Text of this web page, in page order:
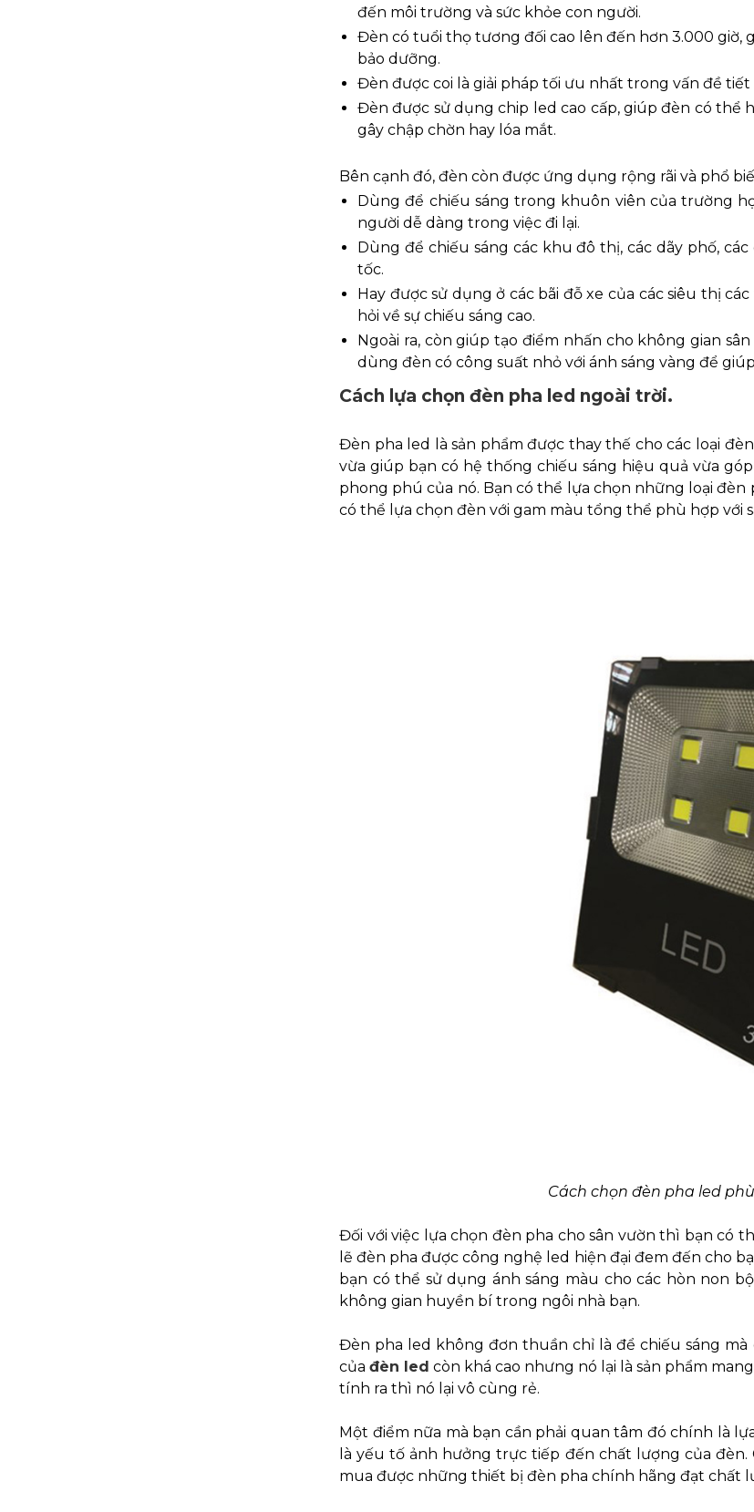
đến môi trường và sức khỏe con người.
Đèn có tuổi thọ tương đối cao lên đến hơn 3.000
bảo dưỡng.
Đèn được coi là giải pháp tối ưu nhất trong vấn đề
Đèn được sử dụng chip led cao cấp, giúp đèn có thể
gây chập chờn hay lóa mắt.
Bên cạnh đó, đèn còn được ứng dụng rộng rãi và phổ
Dùng để chiếu sáng trong khuôn viên của trường
người dễ dàng trong việc đi lại.
Dùng để chiếu sáng các khu đô thị, các dãy phố,
tốc.
Hay được sử dụng ở các bãi đỗ xe của các siêu thị
hỏi về sự chiếu sáng cao.
Ngoài ra, còn giúp tạo điểm nhấn cho không gian
dùng đèn có công suất nhỏ với ánh sáng vàng để
Cách lựa chọn đèn pha led ngoài trời.
Đèn pha led là sản phẩm được thay thế cho các loại
vừa giúp bạn có hệ thống chiếu sáng hiệu quả vừa
phong phú của nó. Bạn có thể lựa chọn những loại
có thể lựa chọn đèn với gam màu tổng thể phù hợp với
Cách chọn đèn pha led
Đối với việc lựa chọn đèn pha cho sân vườn thì bạn có
lẽ đèn pha được công nghệ led hiện đại đem đến cho
bạn có thể sử dụng ánh sáng màu cho các hòn non
không gian huyền bí trong ngôi nhà bạn.
Đèn pha led không đơn thuần chỉ là để chiếu sáng
của đèn led còn khá cao nhưng nó lại là sản phẩm
tính ra thì nó lại vô cùng rẻ.
Một điểm nữa mà bạn cần phải quan tâm đó chính là
là yếu tố ảnh hưởng trực tiếp đến chất lượng của
mua được những thiết bị đèn pha chính hãng đạt chất